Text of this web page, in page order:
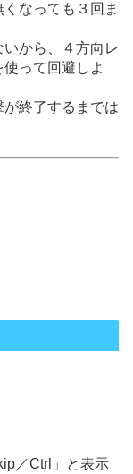
なっても３回ま
から、４方向レ
って回避しよ
終了するまでは
／Ctrl」と表示